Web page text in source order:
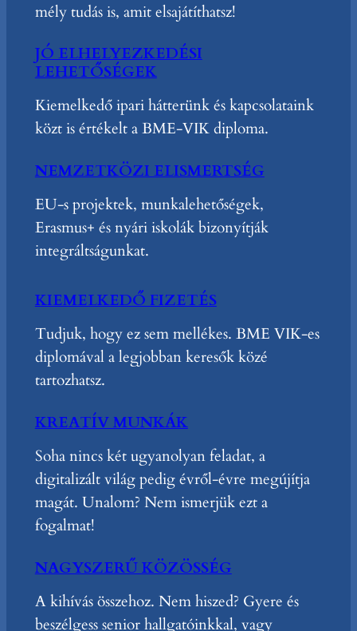
mély tudás is, amit elsajátíthatsz!
JÓ ELHELYEZKEDÉSI
LEHETŐSÉGEK
Kiemelkedő ipari hátterünk és kapcsolataink
közt is értékelt a BME-VIK diploma.
NEMZETKÖZI ELISMERTSÉG
EU-s projektek, munkalehetőségek,
Erasmus+ és nyári iskolák bizonyítják
integráltságunkat.
KIEMELKEDŐ FIZETÉS
Tudjuk, hogy ez sem mellékes. BME VIK-es
diplomával a legjobban keresők közé
tartozhatsz.
KREATÍV MUNKÁK
Soha nincs két ugyanolyan feladat, a
digitalizált világ pedig évről-évre megújítja
magát. Unalom? Nem ismerjük ezt a
fogalmat!
NAGYSZERŰ KÖZÖSSÉG
A kihívás összehoz. Nem hiszed? Gyere és
beszélgess senior hallgatóinkkal, vagy